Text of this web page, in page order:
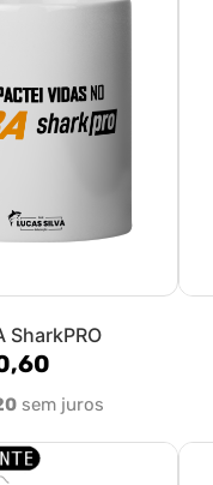
SharkPRO
sem juros